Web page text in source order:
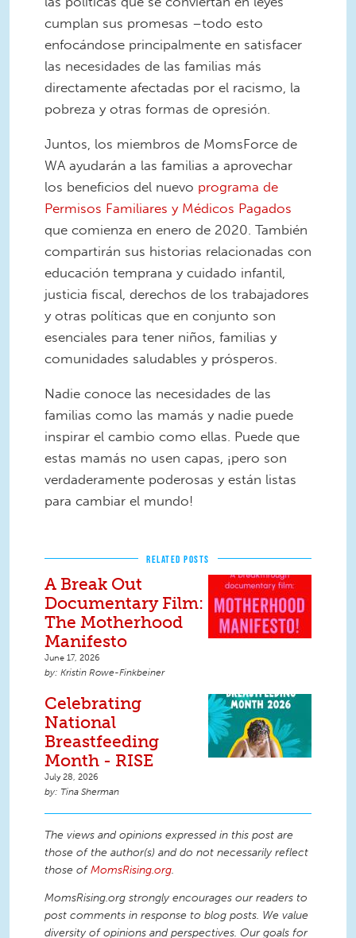
cumplan sus promesas –todo esto
enfocándose principalmente en satisfacer
las necesidades de las familias más
directamente afectadas por el racismo, la
pobreza y otras formas de opresión.
Juntos, los miembros de MomsForce de
WA ayudarán a las familias a aprovechar
los beneficios del nuevo programa de
Permisos Familiares y Médicos Pagados
que comienza en enero de 2020. También
compartirán sus historias relacionadas con
educación temprana y cuidado infantil,
justicia fiscal, derechos de los trabajadores
y otras políticas que en conjunto son
esenciales para tener niños, familias y
comunidades saludables y prósperos.
Nadie conoce las necesidades de las
familias como las mamás y nadie puede
inspirar el cambio como ellas. Puede que
estas mamás no usen capas, ¡pero son
verdaderamente poderosas y están listas
para cambiar el mundo!
RELATED POSTS
A Break Out
Documentary Film:
The Motherhood
Manifesto
June 17, 2026
Kristin Rowe-Finkbeiner
Celebrating
National
Breastfeeding
Month - RISE
July 28, 2026
Tina Sherman
The views and opinions expressed in this post are
those of the author(s) and do not necessarily reflect
those ofMomsRising.org.
MomsRising.org strongly encourages our readers to
post comments in response to blog posts. We value
diversity of opinions and perspectives. Our goals for